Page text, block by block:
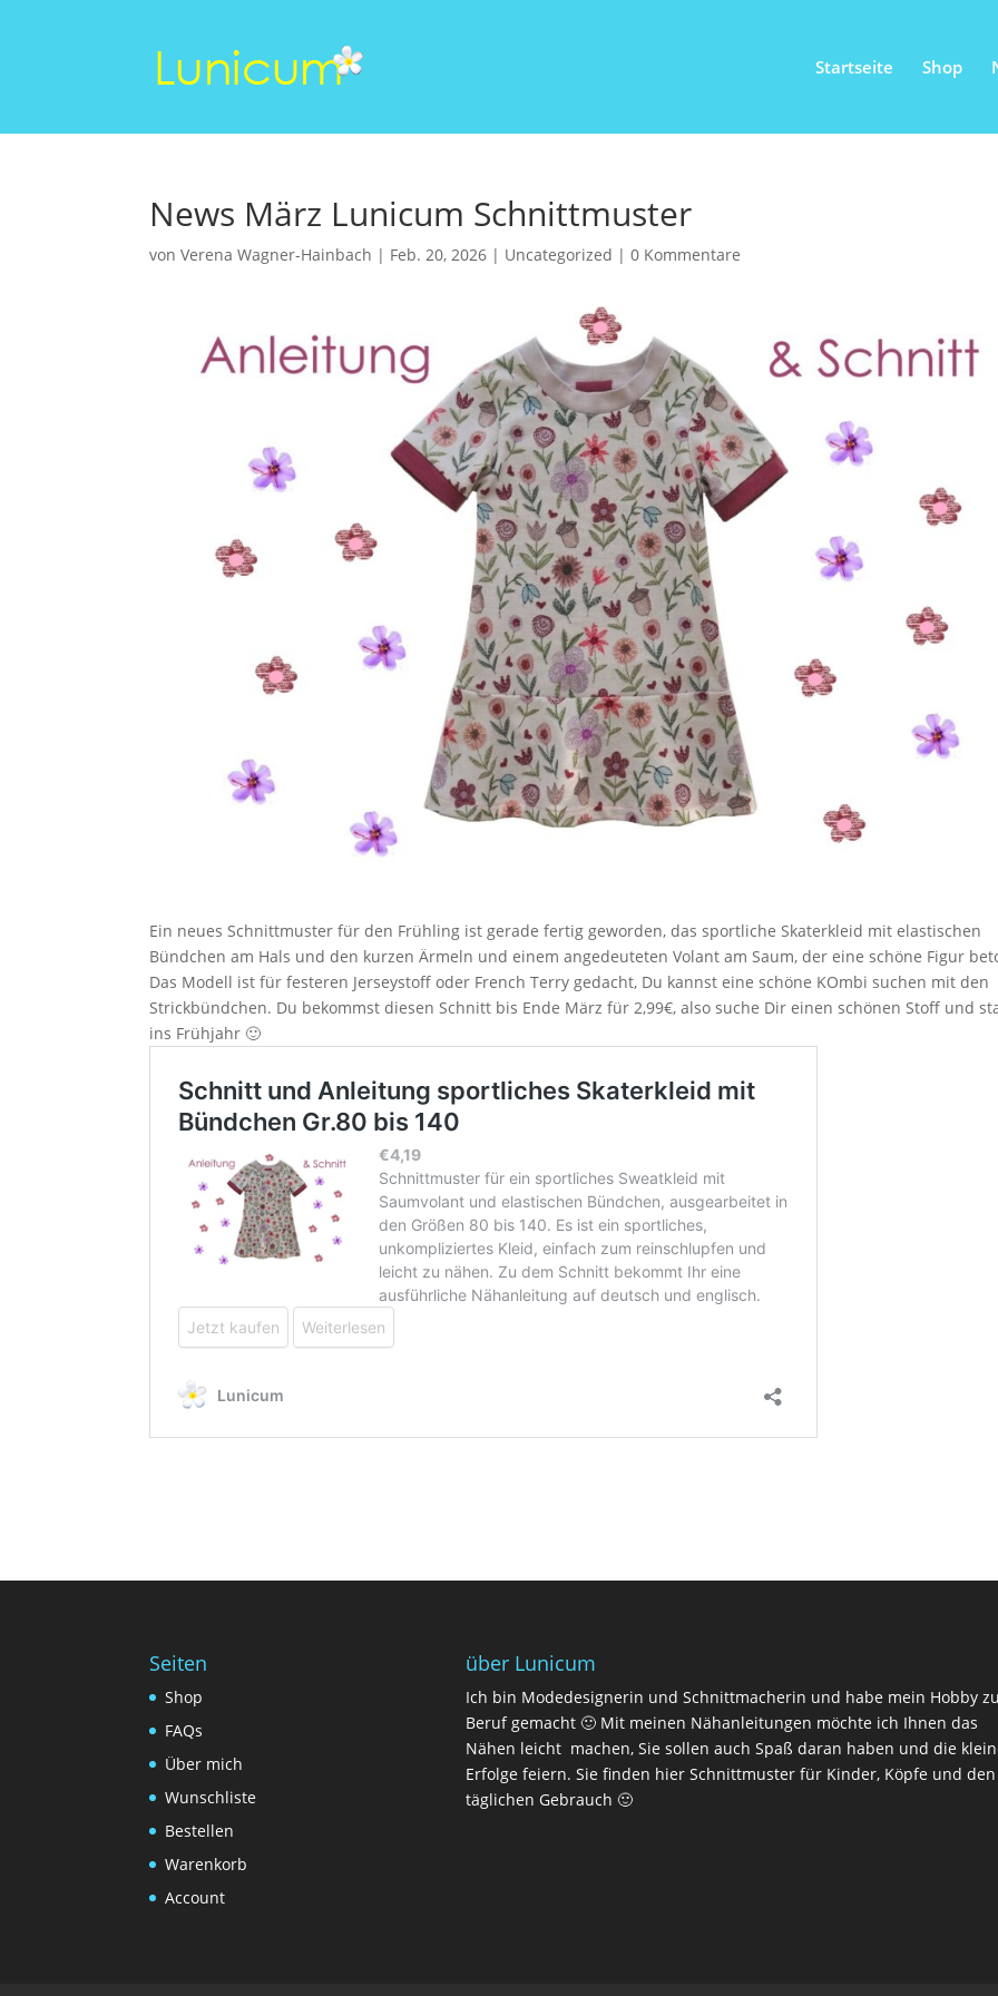
Startseite Shop
News März Lunicum Schnittmuster
vonVerena Wagner-Hainbach | Feb. 20, 2026 | Uncategorized |0 Kommentare
Ein neues Schnittmuster für den Frühling ist gerade fertig geworden, das sportliche Skaterkleid mit elastischen
Bündchen am Hals und den kurzen Ärmeln und einem angedeuteten Volant am Saum, der eine schöne Figur
Das Modell ist für festeren Jerseystoff oder French Terry gedacht, Du kannst eine schöne KOmbi suchen mit den
Strickbündchen. Du bekommst diesen Schnitt bis Ende März für 2,99€, also suche Dir einen schönen Stoff und
ins Frühjahr 🙂
Seiten
Shop
FAQs
Über mich
Wunschliste
Bestellen
Warenkorb
Account
über Lunicum
Ich bin Modedesignerin und Schnittmacherin und habe mein Hobby
Beruf gemacht 🙂 Mit meinen Nähanleitungen möchte ich Ihnen das
Nähen leicht machen, Sie sollen auch Spaß daran haben und die
Erfolge feiern. Sie finden hier Schnittmuster für Kinder, Köpfe und den
täglichen Gebrauch 🙂